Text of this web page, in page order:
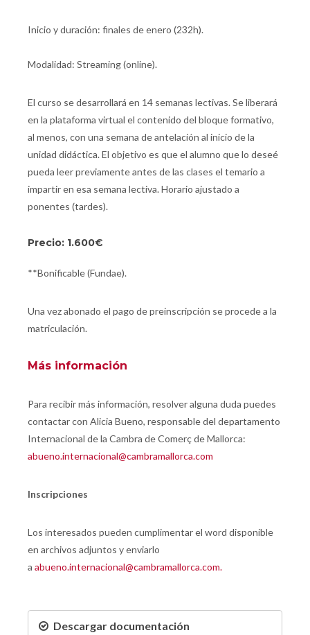
Inicio y duración: finales de enero (232h).
Modalidad: Streaming (online).
El curso se desarrollará en 14 semanas lectivas. Se liberará
en la plataforma virtual el contenido del bloque formativo,
al menos, con una semana de antelación al inicio de la
unidad didáctica. El objetivo es que el alumno que lo deseé
pueda leer previamente antes de las clases el temario a
impartir en esa semana lectiva. Horario ajustado a
ponentes (tardes).
Precio: 1.600€
**Bonificable (Fundae).
Una vez abonado el pago de preinscripción se procede a la
matriculación.
Más información
Para recibir más información, resolver alguna duda puedes
contactar con Alicia Bueno, responsable del departamento
Internacional de la Cambra de Comerç de Mallorca:
abueno.internacional@cambramallorca.com
Inscripciones
Los interesados pueden cumplimentar el word disponible
en archivos adjuntos y enviarlo
a abueno.internacional@cambramallorca.com.
Descargar documentación